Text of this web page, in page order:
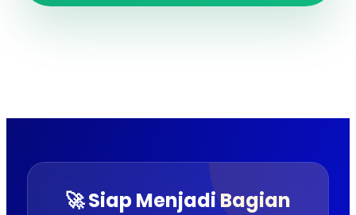
🚀 Siap Menjadi Bagian